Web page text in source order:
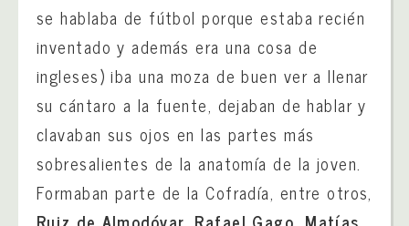
se hablaba de fútbol porque estaba recién
inventado y además era una cosa de
ingleses) iba una moza de buen ver a llenar
su cántaro a la fuente, dejaban de hablar y
clavaban sus ojos en las partes más
sobresalientes de la anatomía de la joven.
Formaban parte de la Cofradía, entre otros,